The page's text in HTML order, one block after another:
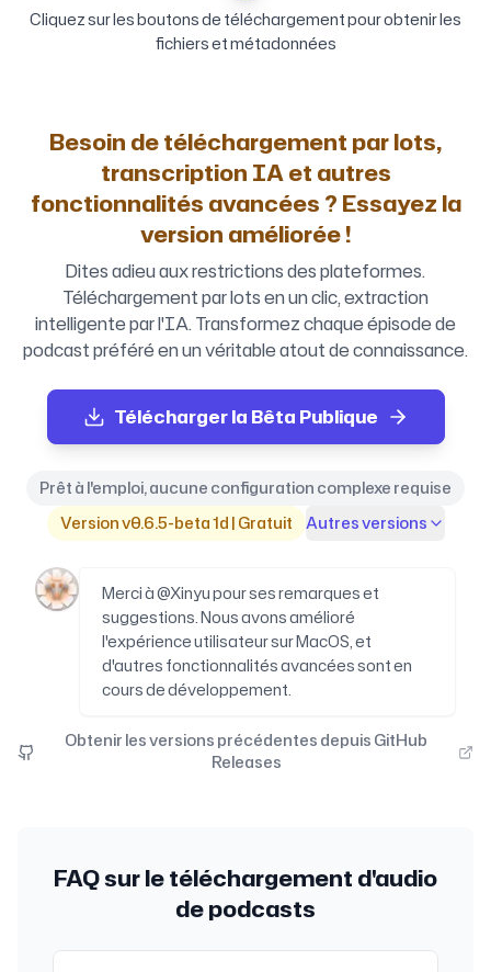
Cliquez sur les boutons de téléchargement pour obtenir les
fichiers et métadonnées
Besoin de téléchargement par lots,
transcription IA et autres
fonctionnalités avancées ? Essayez la
version améliorée !
Dites adieu aux restrictions des plateformes.
Téléchargement par lots en un clic, extraction
intelligente par l'IA. Transformez chaque épisode de
podcast préféré en un véritable atout de connaissance.
Télécharger la Bêta Publique
Prêt à l'emploi, aucune configuration complexe requise
Version v0.6.5-beta 1d | Gratuit
Autres versions
Merci à @Xinyu pour ses remarques et
suggestions. Nous avons amélioré
l'expérience utilisateur sur MacOS, et
d'autres fonctionnalités avancées sont en
cours de développement.
Obtenir les versions précédentes depuis GitHub
Releases
FAQ sur le téléchargement d'audio
de podcasts